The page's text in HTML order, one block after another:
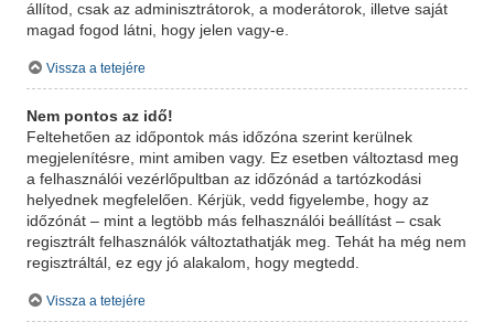
állítod, csak az adminisztrátorok, a moderátorok, illetve saját
magad fogod látni, hogy jelen vagy-e.
Vissza a tetejére
Nem pontos az idő!
Feltehetően az időpontok más időzóna szerint kerülnek
megjelenítésre, mint amiben vagy. Ez esetben változtasd meg
a felhasználói vezérlőpultban az időzónád a tartózkodási
helyednek megfelelően. Kérjük, vedd figyelembe, hogy az
időzónát – mint a legtöbb más felhasználói beállítást – csak
regisztrált felhasználók változtathatják meg. Tehát ha még nem
regisztráltál, ez egy jó alakalom, hogy megtedd.
Vissza a tetejére